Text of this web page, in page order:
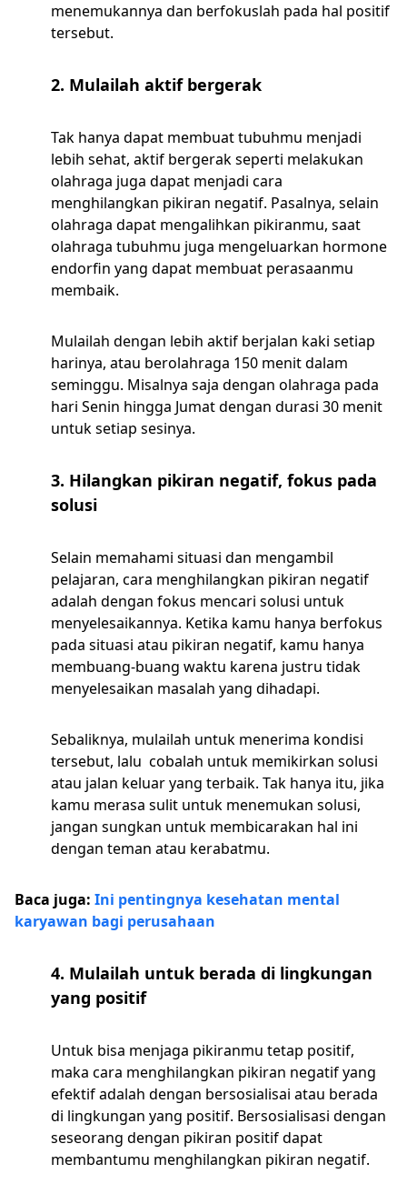
menemukannya dan berfokuslah pada hal positif
tersebut.
2. Mulailah aktif bergerak
Tak hanya dapat membuat tubuhmu menjadi
lebih sehat, aktif bergerak seperti melakukan
olahraga juga dapat menjadi cara
menghilangkan pikiran negatif. Pasalnya, selain
olahraga dapat mengalihkan pikiranmu, saat
olahraga tubuhmu juga mengeluarkan hormone
endorfin yang dapat membuat perasaanmu
membaik.
Mulailah dengan lebih aktif berjalan kaki setiap
harinya, atau berolahraga 150 menit dalam
seminggu. Misalnya saja dengan olahraga pada
hari Senin hingga Jumat dengan durasi 30 menit
untuk setiap sesinya.
3. Hilangkan pikiran negatif, fokus pada
solusi
Selain memahami situasi dan mengambil
pelajaran, cara menghilangkan pikiran negatif
adalah dengan fokus mencari solusi untuk
menyelesaikannya. Ketika kamu hanya berfokus
pada situasi atau pikiran negatif, kamu hanya
membuang-buang waktu karena justru tidak
menyelesaikan masalah yang dihadapi.
Sebaliknya, mulailah untuk menerima kondisi
tersebut, lalu cobalah untuk memikirkan solusi
atau jalan keluar yang terbaik. Tak hanya itu, jika
kamu merasa sulit untuk menemukan solusi,
jangan sungkan untuk membicarakan hal ini
dengan teman atau kerabatmu.
Baca juga: Ini pentingnya kesehatan mental
karyawan bagi perusahaan
4. Mulailah untuk berada di lingkungan
yang positif
Untuk bisa menjaga pikiranmu tetap positif,
maka cara menghilangkan pikiran negatif yang
efektif adalah dengan bersosialisai atau berada
di lingkungan yang positif. Bersosialisasi dengan
seseorang dengan pikiran positif dapat
membantumu menghilangkan pikiran negatif.